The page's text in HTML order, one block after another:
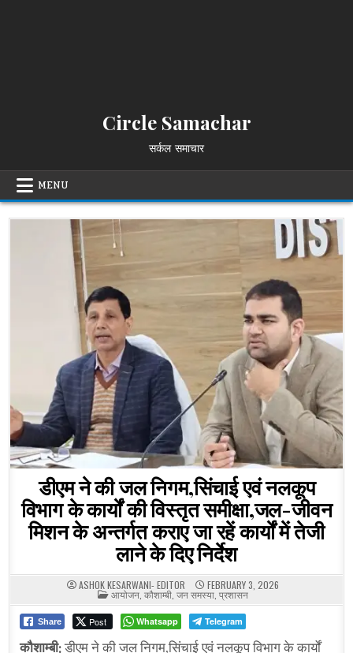
Circle Samachar
सर्कल समाचार
MENU
डीएम ने की जल निगम,सिंचाई एवं नलकूप
विभाग के कार्यों की विस्तृत समीक्षा,जल-जीवन
मिशन के अन्तर्गत कराए जा रहें कार्यों में तेजी
लाने के दिए निर्देश
ASHOK KESARWANI- EDITOR FEBRUARY 3, 2026
POSTED
IN
आयोजन, कौशाम्बी,जन समस्या, प्रशासन
Share Post Whatsapp Telegram
कौशाम्बी:डीएम ने की जल निगम,सिंचाई एवं नलकूप विभाग के कार्यों